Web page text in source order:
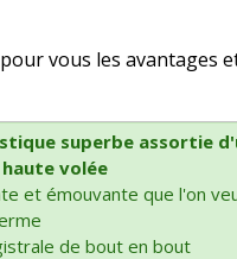
vous les
superbe assortie
volée
et émouvante que l'on
de bout en bout